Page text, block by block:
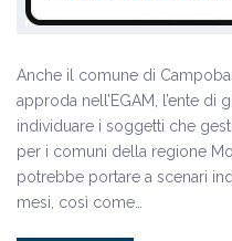
Anche il comune di
approda nell’EGAM, l’ente
individuare i soggetti che
per i comuni della regione
potrebbe portare a scenari
mesi, così come…